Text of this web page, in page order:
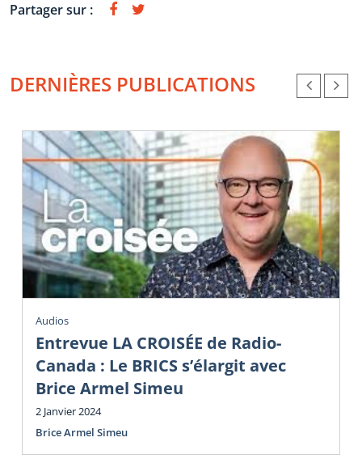
Partager sur :
DERNIÈRES PUBLICATIONS
Audios
Entrevue LA CROISÉE de Radio-
Canada : Le BRICS s’élargit avec
Brice Armel Simeu
2 Janvier 2024
Brice Armel Simeu